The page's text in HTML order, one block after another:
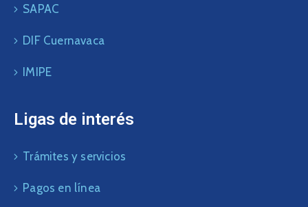
SAPAC
DIF Cuernavaca
IMIPE
Ligas de interés
Trámites y servicios
Pagos en línea